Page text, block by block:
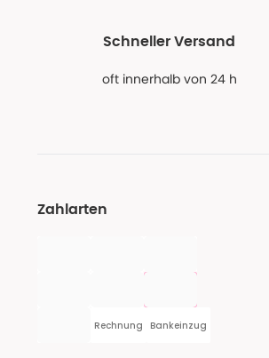
Schneller Versand
oft innerhalb von 24 h
Zahlarten
Rechnung Bankeinzug